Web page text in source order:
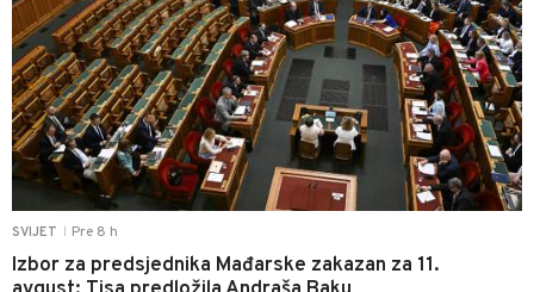
SVIJET Pre 8 h
Izbor za predsjednika Mađarske zakazan za 11.